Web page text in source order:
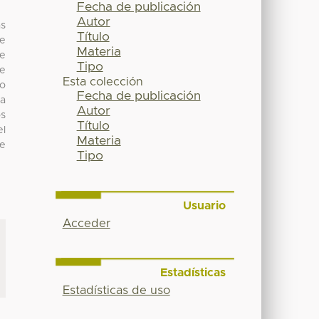
Fecha de publicación
Autor
Título
Materia
Tipo
Esta colección
Fecha de publicación
Autor
Título
Materia
Tipo
Usuario
Acceder
Estadísticas
Estadísticas de uso